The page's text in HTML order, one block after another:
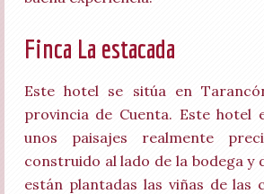
Finca La estacada
Este hotel se sitúa en
provincia de Cuenta. Este hotel
unos paisajes realmente
construido al lado de la bodega y
están plantadas las viñas de las